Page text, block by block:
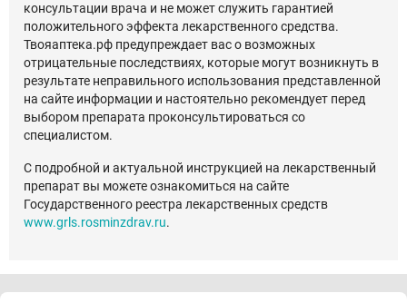
консультации врача и не может служить гарантией
положительного эффекта лекарственного средства.
Твояаптека.рф предупреждает вас о возможных
отрицательные последствиях, которые могут возникнуть в
результате неправильного использования представленной
на сайте информации и настоятельно рекомендует перед
выбором препарата проконсультироваться со
специалистом.
С подробной и актуальной инструкцией на лекарственный
препарат вы можете ознакомиться на сайте
Государственного реестра лекарственных средств
www.grls.rosminzdrav.ru.